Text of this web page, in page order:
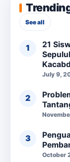
See all
21
July 9,
October